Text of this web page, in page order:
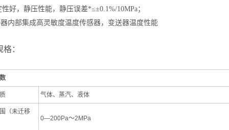
性好，静压性能，静压误差*≤±0.1%/10MPa；
内部集成高灵敏度温度传感器，变送器温度性能
：
气体、蒸汽、液体
（未迁移
0—200Pa～2MPa